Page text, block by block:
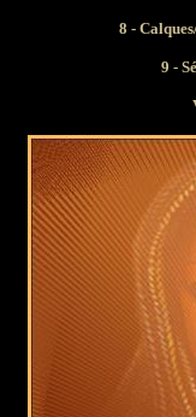
8 -
9 -
Vous